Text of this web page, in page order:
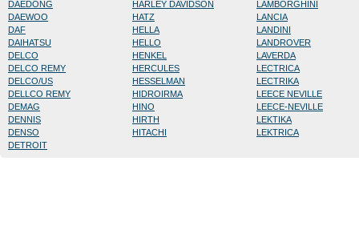
DAEDONG
DAEWOO
DAF
DAIHATSU
DELCO
DELCO REMY
DELCO/US
DELLCO REMY
DEMAG
DENNIS
DENSO
DETROIT
HARLEY DAVIDSON
HATZ
HELLA
HELLO
HENKEL
HERCULES
HESSELMAN
HIDROIRMA
HINO
HIRTH
HITACHI
LAMBORGHINI
LANCIA
LANDINI
LANDROVER
LAVERDA
LECTRICA
LECTRIKA
LEECE NEVILLE
LEECE-NEVILLE
LEKTIKA
LEKTRICA